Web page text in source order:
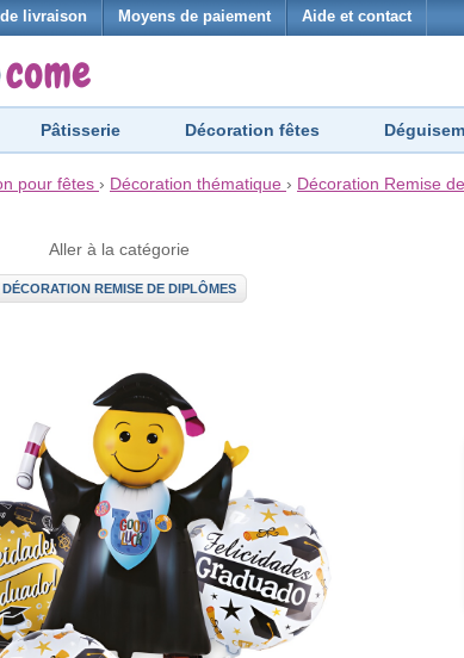
livraison Moyens de paiement Aide et contact
Pâtisserie Décoration fêtes
pour fêtes › Décoration thématique › Décoration Remise
Aller à la catégorie
DÉCORATION REMISE DE DIPLÔMES